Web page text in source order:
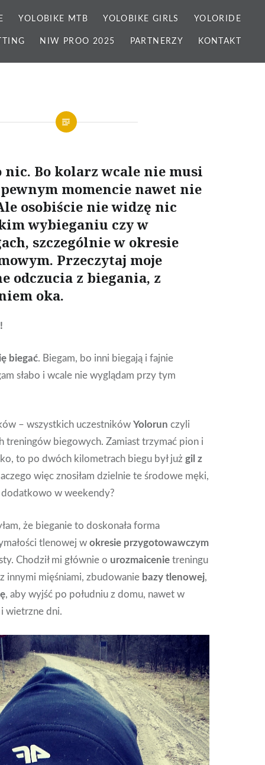
YOLOBIKE MTB YOLOBIKE GIRLS YOLORIDE
NIW PROO 2025 PARTNERZY KONTAKT
nic. Bo kolarz wcale nie musi
momencie nawet nie
osobiście nie widzę nic
wybieganiu czy w
szczególnie w okresie
Przeczytaj moje
odczucia z biegania, z
oka.
biegać. Biegam, bo inni biegają i fajnie
słabo i wcale nie wyglądam przy tym
– wszystkich uczestnikówYolorun czyli
treningów biegowych. Zamiast trzymać pion i
to po dwóch kilometrach biegu był jużgil z
więc znosiłam dzielnie te środowe męki,
dodatkowo w weekendy?
że bieganie to doskonała forma
tlenowej wokresie przygotowawczym
Chodził mi głównie o urozmaicenie treningu
innymi mięśniami, zbudowanie bazy tlenowej,
, aby wyjść po południu z domu, nawet w
wietrzne dni.